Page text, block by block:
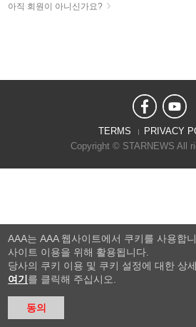
아직 회원이 아니신가요?
TERMS
PRIVACY
Copyright © STARNEWS All
AAA는 AAA 웹사이트에서 쿠키를 사용합
사이트 이용을 위해 활용됩니다.
당사의 쿠키 이용 및 쿠키 설정에 대한 상
여기 를 클릭해 주십시오.
동의